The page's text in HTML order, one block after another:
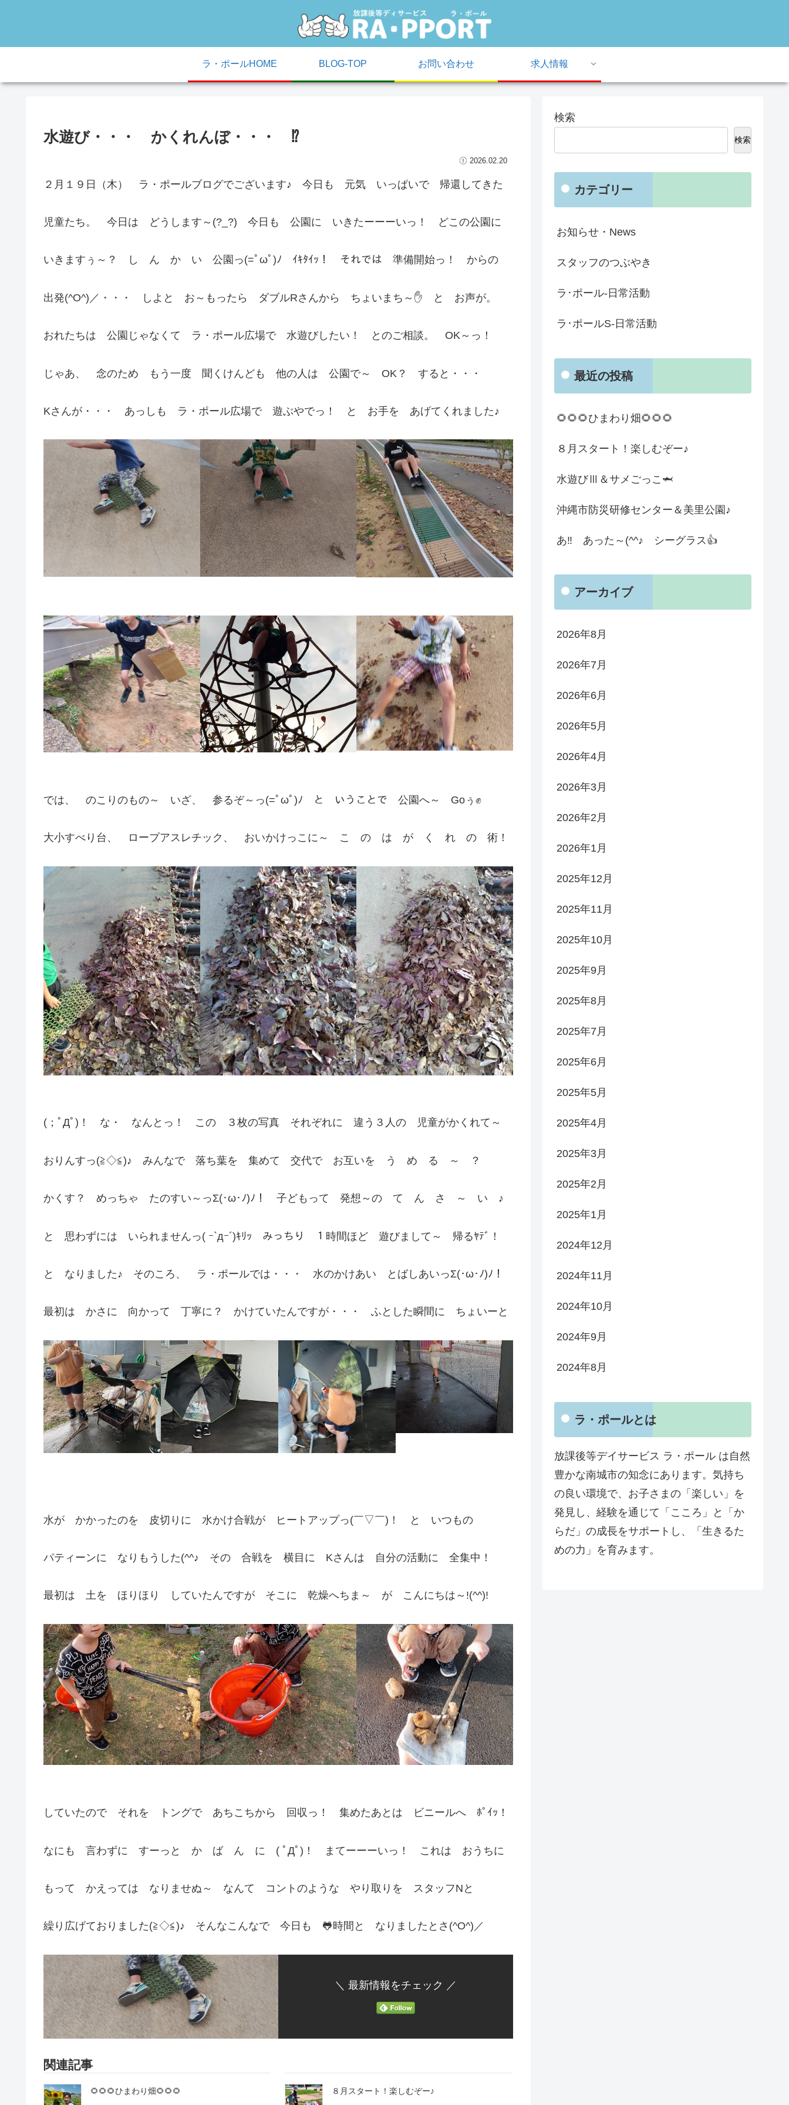
ラ・ポールHOME BLOG-TOP お問い合わせ 求人情報
水遊び・・・ かくれんぼ・・・ ⁉
2026.02.20
２月１９日（木） ラ・ポールブログでございます♪ 今日も 元気 いっぱいで 帰還してきた
児童たち。 今日は どうします～(?_?) 今日も 公園に いきたーーーいっ！ どこの公園に
いきますぅ～？ し ん か い 公園っ(=ﾟωﾟ)ﾉ ｲｷﾀｲｯ！ それでは 準備開始っ！ からの
出発(^O^)／・・・ しよと お～もったら ダブルRさんから ちょいまち～✋ と お声が。
おれたちは 公園じゃなくて ラ・ポール広場で 水遊びしたい！ とのご相談。 OK～っ！
じゃあ、 念のため もう一度 聞くけんども 他の人は 公園で～ OK？ すると・・・
Kさんが・・・ あっしも ラ・ポール広場で 遊ぶやでっ！ と お手を あげてくれました♪
では、 のこりのもの～ いざ、 参るぞ～っ(=ﾟωﾟ)ﾉ と いうことで 公園へ～ Goぅ✊
大小すべり台、 ロープアスレチック、 おいかけっこに～ こ の は が く れ の 術！
(；ﾟДﾟ)！ な・ なんとっ！ この ３枚の写真 それぞれに 違う３人の 児童がかくれて～
おりんすっ(≧◇≦)♪ みんなで 落ち葉を 集めて 交代で お互いを う め る ～ ？
かくす？ めっちゃ たのすい～っΣ(･ω･ﾉ)ﾉ！ 子どもって 発想～の て ん さ ～ い ♪
と 思わずには いられませんっ( ｰ`дｰ´)ｷﾘｯ みっちり １時間ほど 遊びまして～ 帰るﾔﾃﾞ！
と なりました♪ そのころ、 ラ・ポールでは・・・ 水のかけあい とばしあいっΣ(･ω･ﾉ)ﾉ！
最初は かさに 向かって 丁寧に？ かけていたんですが・・・ ふとした瞬間に ちょいーと
水が かかったのを 皮切りに 水かけ合戦が ヒートアップっ(￣▽￣)！ と いつもの
パティーンに なりもうした(^^♪ その 合戦を 横目に Kさんは 自分の活動に 全集中！
最初は 土を ほりほり していたんですが そこに 乾燥へちま～ が こんにちは～!(^^)!
していたので それを トングで あちこちから 回収っ！ 集めたあとは ビニールへ ﾎﾟｲｯ！
なにも 言わずに すーっと か ば ん に ( ﾟДﾟ)！ まてーーーいっ！ これは おうちに
もって かえっては なりませぬ～ なんて コントのような やり取りを スタッフNと
繰り広げておりました(≧◇≦)♪ そんなこんなで 今日も 🐸時間と なりましたとさ(^O^)／
＼ 最新情報をチェック ／
関連記事
🌻🌻🌻ひまわり畑🌻🌻🌻 ８月スタート！楽しむぞー♪
検索
検索
カテゴリー
お知らせ・News
スタッフのつぶやき
ラ･ポール-日常活動
ラ･ポールS-日常活動
最近の投稿
🌻🌻🌻ひまわり畑🌻🌻🌻
８月スタート！楽しむぞー♪
水遊びⅢ＆サメごっこ🦈
沖縄市防災研修センター＆美里公園♪
あ‼ あった～(^^♪ シーグラス👍
アーカイブ
2026年8月
2026年7月
2026年6月
2026年5月
2026年4月
2026年3月
2026年2月
2026年1月
2025年12月
2025年11月
2025年10月
2025年9月
2025年8月
2025年7月
2025年6月
2025年5月
2025年4月
2025年3月
2025年2月
2025年1月
2024年12月
2024年11月
2024年10月
2024年9月
2024年8月
ラ・ポールとは
放課後等デイサービス ラ・ポール は自然
豊かな南城市の知念にあります。気持ち
の良い環境で、お子さまの「楽しい」を
発見し、経験を通じて「こころ」と「か
らだ」の成長をサポートし、「生きるた
めの力」を育みます。